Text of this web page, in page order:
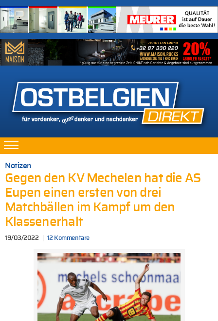
Notizen
Gegen den KV Mechelen hat die AS
Eupen einen ersten von drei
Matchbällen im Kampf um den
Klassenerhalt
19/03/2022 12 Kommentare